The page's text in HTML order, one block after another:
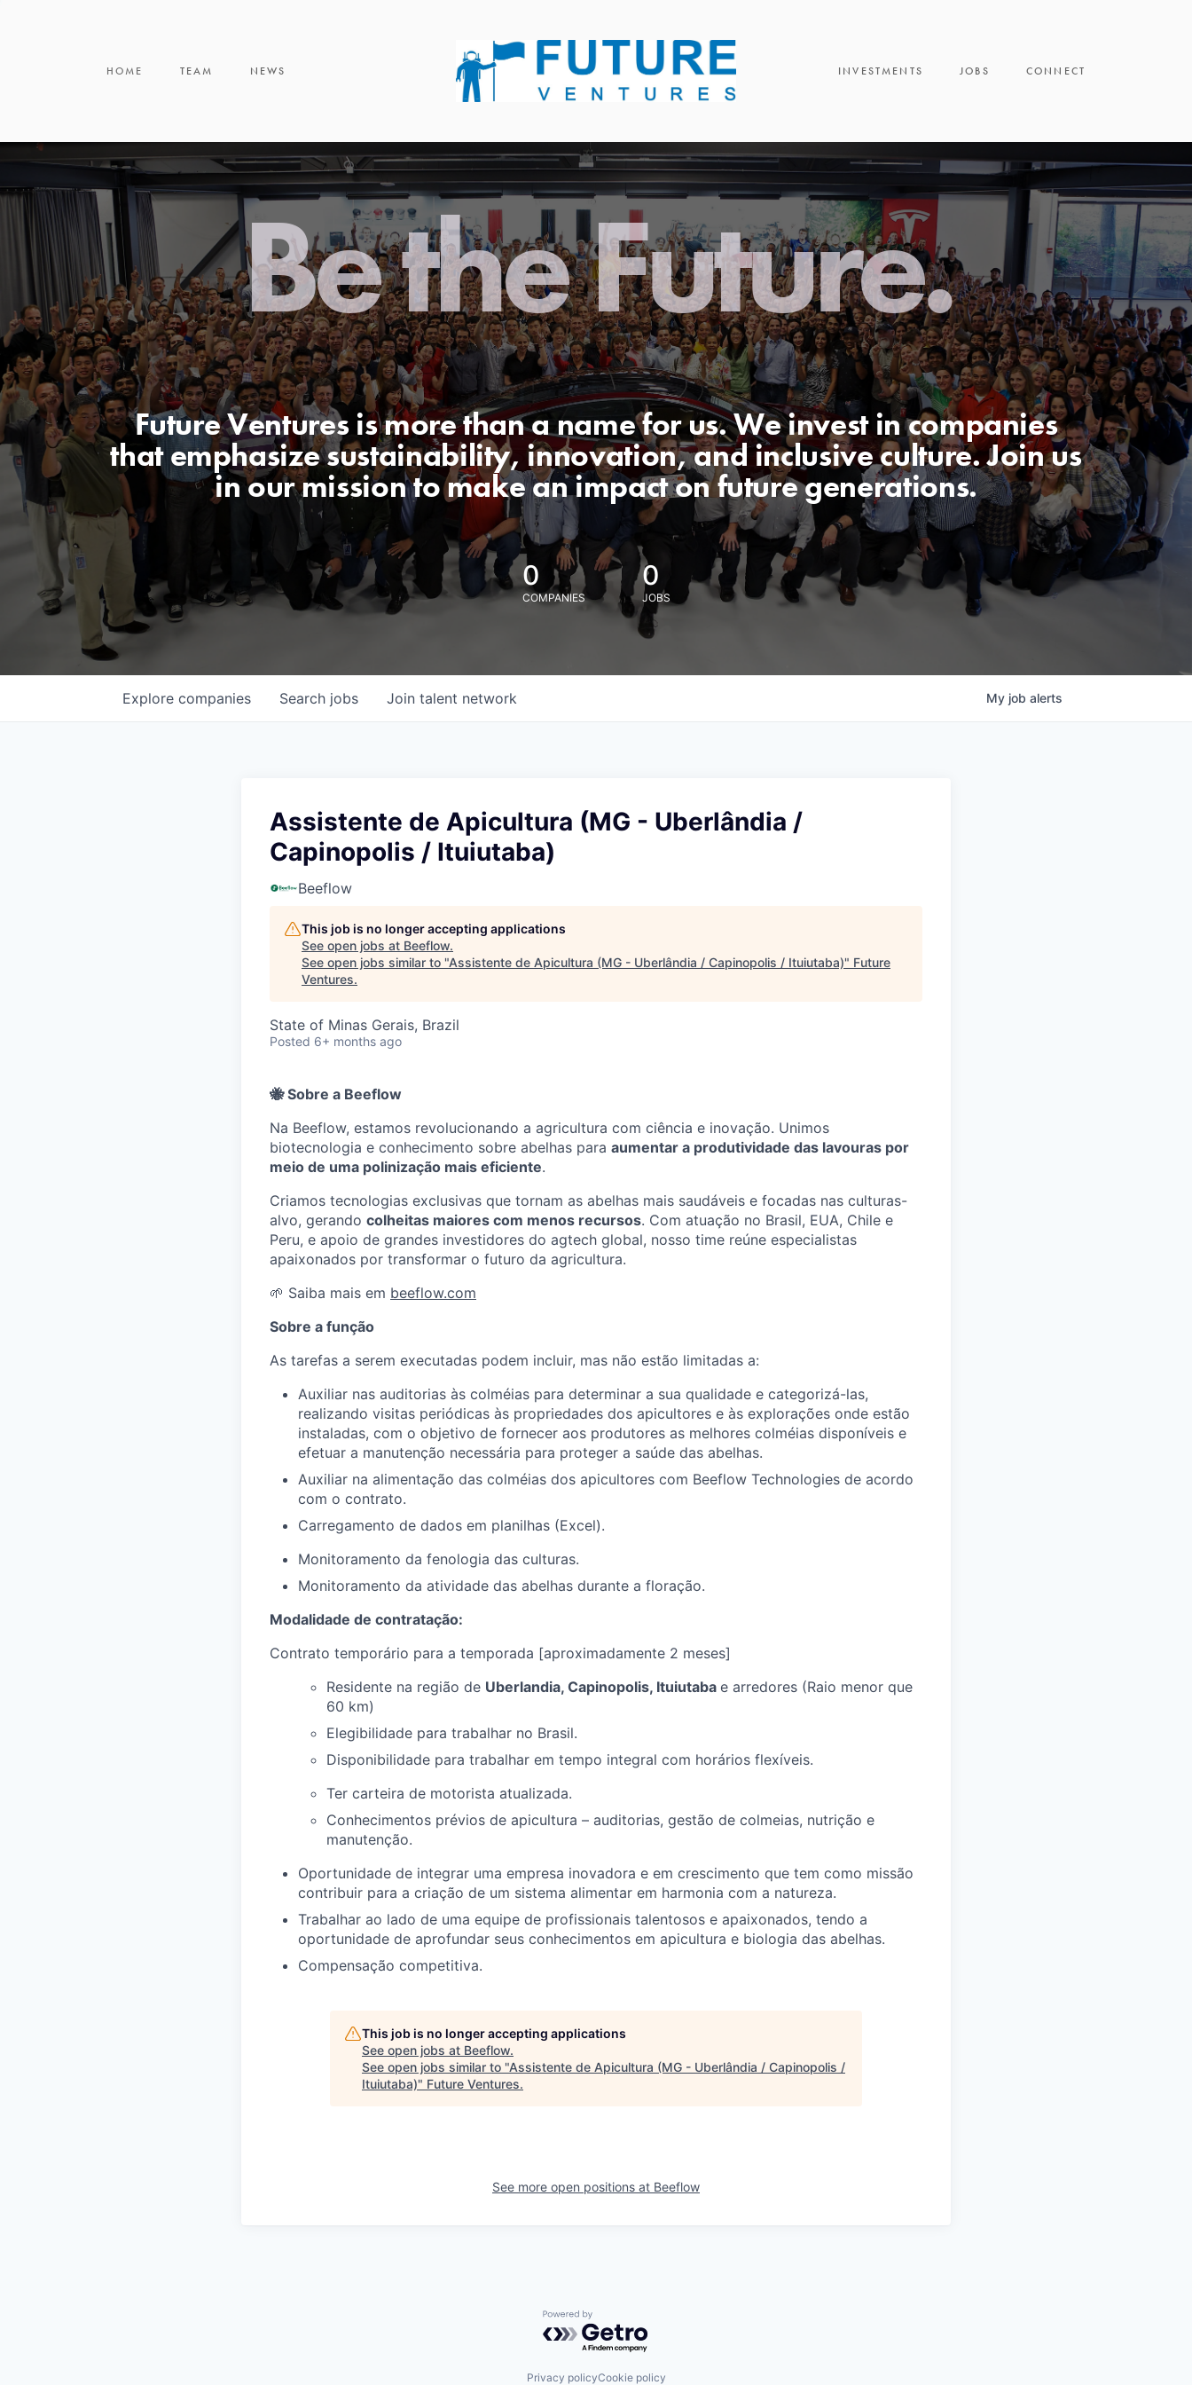
HOME TEAM NEWS INVESTMENTS JOBS CONNECT
Be the Future.
Future Ventures is more than a name for us. We invest in companies
that emphasize sustainability, innovation, and inclusive culture. Join us
in our mission to make an impact on future generations.
0
COMPANIES
0
JOBS
Search jobs
Explore companies Join talent network My job alerts
Assistente de Apicultura (MG - Uberlândia /
Capinopolis / Ituiutaba)
Beeflow
This job is no longer accepting applications
See open jobs at Beeflow.
See open jobs similar to "Assistente de Apicultura (MG - Uberlândia / Capinopolis / Ituiutaba)" Future
Ventures.
State of Minas Gerais, Brazil
Posted 6+ months ago
🐝Sobre a Beeflow
Na Beeflow, estamos revolucionando a agricultura com ciência e inovação. Unimos
biotecnologia e conhecimento sobre abelhas para aumentar a produtividade das lavouras por
meio de uma polinização mais eficiente.
Criamos tecnologias exclusivas que tornam as abelhas mais saudáveis e focadas nas culturas-
alvo, gerando colheitas maiores com menos recursos. Com atuação no Brasil, EUA, Chile e
Peru, e apoio de grandes investidores do agtech global, nosso time reúne especialistas
apaixonados por transformar o futuro da agricultura.
🌱 Saiba mais em beeflow.com
Sobre a função
As tarefas a serem executadas podem incluir, mas não estão limitadas a:
Auxiliar nas auditorias às colméias para determinar a sua qualidade e categorizá-las,
realizando visitas periódicas às propriedades dos apicultores e às explorações onde estão
instaladas, com o objetivo de fornecer aos produtores as melhores colméias disponíveis e
efetuar a manutenção necessária para proteger a saúde das abelhas.
Auxiliar na alimentação das colméias dos apicultores com Beeflow Technologies de acordo
com o contrato.
Carregamento de dados em planilhas (Excel).
Monitoramento da fenologia das culturas.
Monitoramento da atividade das abelhas durante a floração.
Modalidade de contratação:
Contrato temporário para a temporada [aproximadamente 2 meses]
Residente na região de Uberlandia, Capinopolis, Ituiutaba e arredores (Raio menor que
60 km)
Elegibilidade para trabalhar no Brasil.
Disponibilidade para trabalhar em tempo integral com horários flexíveis.
Ter carteira de motorista atualizada.
Conhecimentos prévios de apicultura – auditorias, gestão de colmeias, nutrição e
manutenção.
Oportunidade de integrar uma empresa inovadora e em crescimento que tem como missão
contribuir para a criação de um sistema alimentar em harmonia com a natureza.
Trabalhar ao lado de uma equipe de profissionais talentosos e apaixonados, tendo a
oportunidade de aprofundar seus conhecimentos em apicultura e biologia das abelhas.
Compensação competitiva.
This job is no longer accepting applications
See open jobs at Beeflow.
See open jobs similar to "Assistente de Apicultura (MG - Uberlândia / Capinopolis /
Ituiutaba)" Future Ventures.
See more open positions at Beeflow
Powered by Getro.com
Privacy policyCookie policy